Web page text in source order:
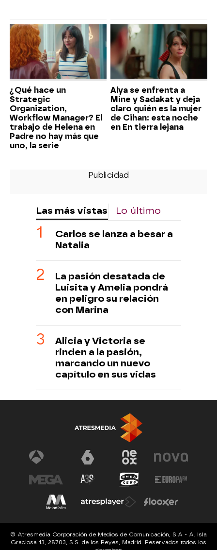
¿Qué hace un
Strategic
Organization,
Workflow Manager? El
trabajo de Helena en
Padre no hay más que
uno, la serie
Alya se enfrenta a
Mine y Sadakat y deja
claro quién es la mujer
de Cihan: esta noche
en En tierra lejana
Las más vistas Lo último
Carlos se lanza a besar a
Natalia
La pasión desatada de
Luisita y Amelia pondrá
en peligro su relación
con Marina
Alicia y Victoria se
rinden a la pasión,
marcando un nuevo
capítulo en sus vidas
© Atresmedia Corporación de Medios de Comunicación, S.A - A. Isla
Graciosa 13, 28703, S.S. de los Reyes, Madrid. Reservados todos los